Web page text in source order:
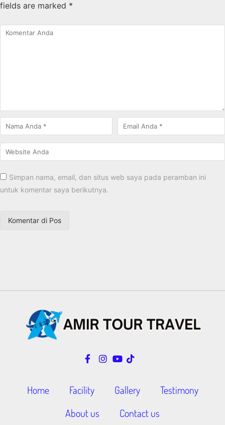
fields are marked *
Simpan nama, email, dan situs web saya pada peramban ini
untuk komentar saya berikutnya.
Home Facility Gallery
Testimony
About us
Contact us